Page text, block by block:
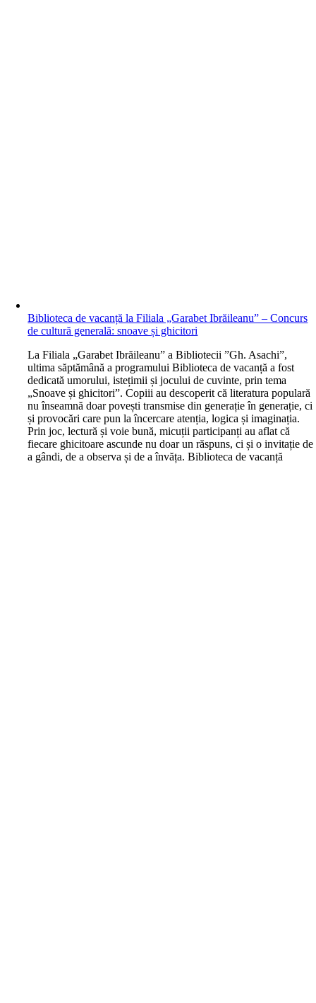
Biblioteca de vacanță la Filiala „Garabet Ibrăileanu” – Concurs
de cultură generală: snoave și ghicitori
La Filiala „Garabet Ibrăileanu” a Bibliotecii ”Gh. Asachi”,
ultima săptămână a programului Biblioteca de vacanță a fost
dedicată umorului, istețimii și jocului de cuvinte, prin tema
„Snoave și ghicitori”. Copiii au descoperit că literatura populară
nu înseamnă doar povești transmise din generație în generație, ci
și provocări care pun la încercare atenția, logica și imaginația.
Prin joc, lectură și voie bună, micuții participanți au aflat că
fiecare ghicitoare ascunde nu doar un răspuns, ci și o invitație de
a gândi, de a observa și de a învăța. Biblioteca de vacanță